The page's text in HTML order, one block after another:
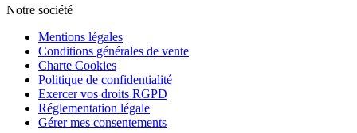
Notre société
Mentions légales
Conditions générales de vente
Charte Cookies
Politique de confidentialité
Exercer vos droits RGPD
Réglementation légale
Gérer mes consentements